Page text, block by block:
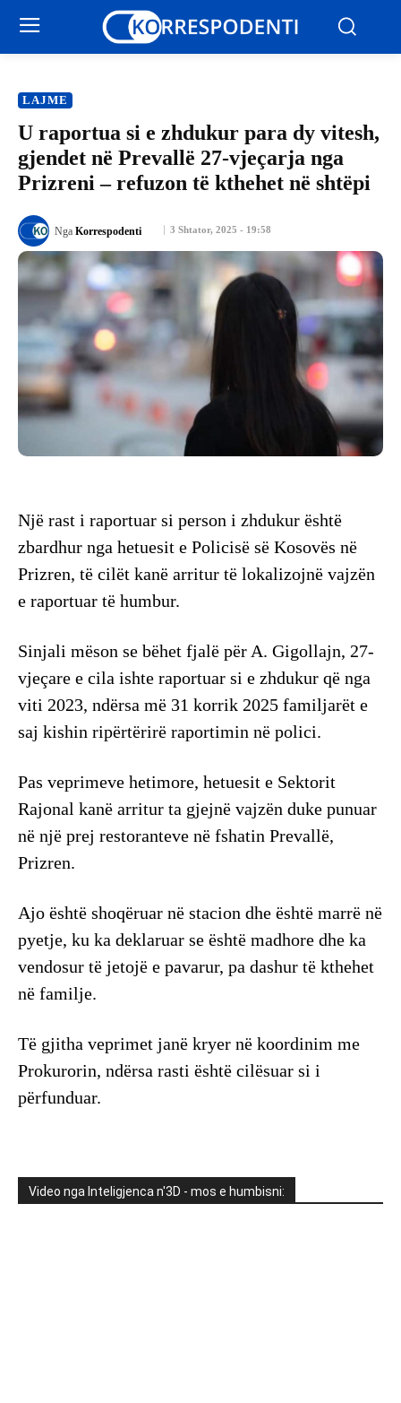
LAJME
U raportua si e zhdukur para dy vitesh,
gjendet në Prevallë 27-vjeçarja nga
Prizreni – refuzon të kthehet në shtëpi
3 Shtator, 2025 - 19:58
Nga Korrespodenti
Një rast i raportuar si person i zhdukur është
zbardhur nga hetuesit e Policisë së Kosovës në
Prizren, të cilët kanë arritur të lokalizojnë vajzën
e raportuar të humbur.
Sinjali mëson se bëhet fjalë për A. Gigollajn, 27-
vjeçare e cila ishte raportuar si e zhdukur që nga
viti 2023, ndërsa më 31 korrik 2025 familjarët e
saj kishin ripërtërirë raportimin në polici.
Pas veprimeve hetimore, hetuesit e Sektorit
Rajonal kanë arritur ta gjejnë vajzën duke punuar
në një prej restoranteve në fshatin Prevallë,
Prizren.
Ajo është shoqëruar në stacion dhe është marrë në
pyetje, ku ka deklaruar se është madhore dhe ka
vendosur të jetojë e pavarur, pa dashur të kthehet
në familje.
Të gjitha veprimet janë kryer në koordinim me
Prokurorin, ndërsa rasti është cilësuar si i
përfunduar.
Video nga Inteligjenca n'3D - mos e humbisni: